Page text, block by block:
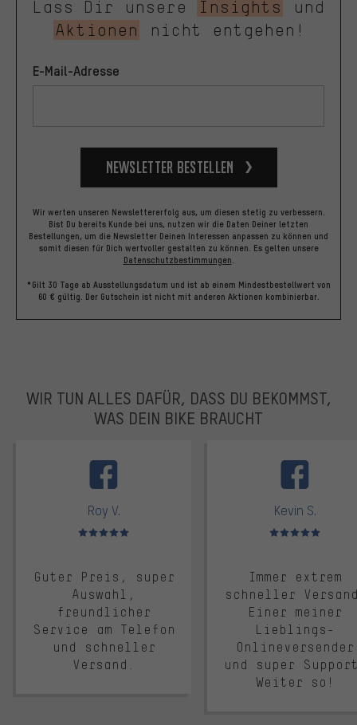
Lass Dir unsere Insights
und
Aktionen
nicht entgehen!
E-Mail-Adresse
Newsletter bestellen
Wir werten unseren Newslettererfolg aus, um diesen stetig zu verbessern.
Bist Du bereits Kunde bei uns, nutzen wir die Daten Deiner letzten
Bestellungen, um die Newsletter Deinen Interessen anpassen zu können und
somit diesen für Dich wertvoller gestalten zu können. Es gelten unsere
Datenschutzbestimmungen.
*Gilt 30 Tage ab Ausstellungsdatum und ist ab einem Mindestbestellwert von
60 € gültig. Der Gutschein ist nicht mit anderen Aktionen kombinierbar.
WIR TUN ALLES DAFÜR, DASS DU BEKOMMST,
WAS DEIN BIKE BRAUCHT
Roy V.
Bewertungen: 5 von 5
Guter Preis, super
Auswahl,
freundlicher
Service am Telefon
und schneller
Versand.
Kevin S.
Bewertungen: 5 von 5
Immer extrem
schneller
Einer meiner
Lieblings-
Onlineversender
und super
Weiter so!